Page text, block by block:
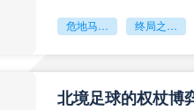
危地马拉困守墨超迷局 终局之战能否破晓重生？
北境足球的权杖博